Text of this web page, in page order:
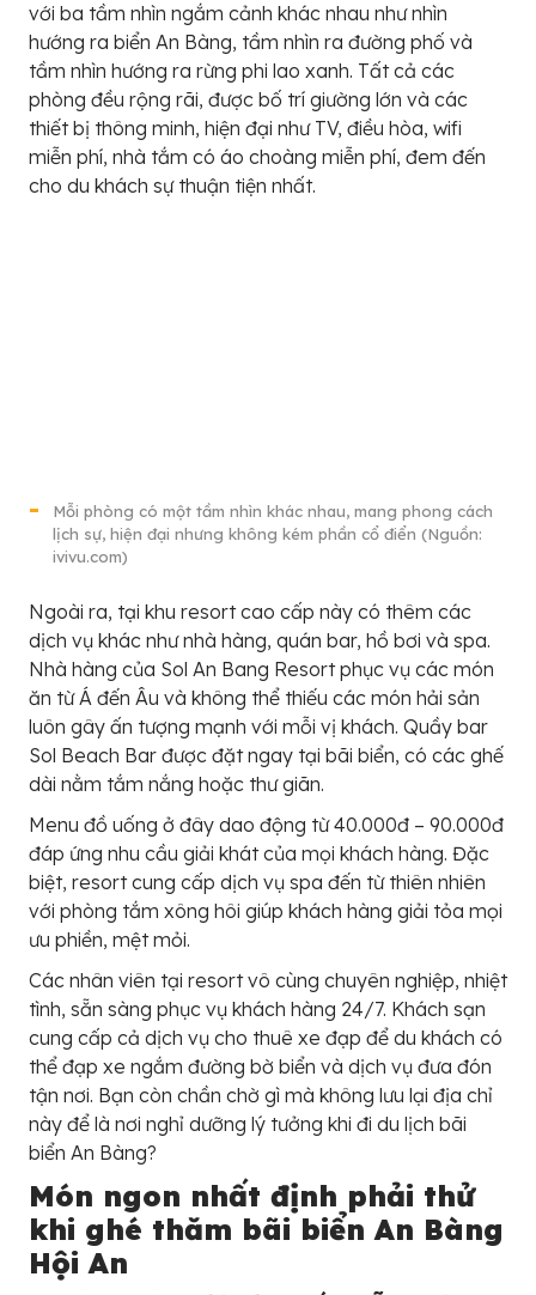
với ba tầm nhìn ngắm cảnh khác nhau như nhìn
hướng ra biển An Bàng, tầm nhìn ra đường phố và
tầm nhìn hướng ra rừng phi lao xanh. Tất cả các
phòng đều rộng rãi, được bố trí giường lớn và các
thiết bị thông minh, hiện đại như TV, điều hòa, wifi
miễn phí, nhà tắm có áo choàng miễn phí, đem đến
cho du khách sự thuận tiện nhất.
Mỗi phòng có một tầm nhìn khác nhau, mang phong cách
lịch sự, hiện đại nhưng không kém phần cổ điển (Nguồn:
ivivu.com)
Ngoài ra, tại khu resort cao cấp này có thêm các
dịch vụ khác như nhà hàng, quán bar, hồ bơi và spa.
Nhà hàng của Sol An Bang Resort phục vụ các món
ăn từ Á đến Âu và không thể thiếu các món hải sản
luôn gây ấn tượng mạnh với mỗi vị khách. Quầy bar
Sol Beach Bar được đặt ngay tại bãi biển, có các ghế
dài nằm tắm nắng hoặc thư giãn.
Menu đồ uống ở đây dao động từ 40.000đ – 90.000đ
đáp ứng nhu cầu giải khát của mọi khách hàng. Đặc
biệt, resort cung cấp dịch vụ spa đến từ thiên nhiên
với phòng tắm xông hôi giúp khách hàng giải tỏa mọi
ưu phiền, mệt mỏi.
Các nhân viên tại resort vô cùng chuyên nghiệp, nhiệt
tình, sẵn sàng phục vụ khách hàng 24/7. Khách sạn
cung cấp cả dịch vụ cho thuê xe đạp để du khách có
thể đạp xe ngắm đường bờ biển và dịch vụ đưa đón
tận nơi. Bạn còn chần chờ gì mà không lưu lại địa chỉ
này để là nơi nghỉ dưỡng lý tưởng khi đi du lịch bãi
biển An Bàng?
Món ngon nhất định phải thử
khi ghé thăm bãi biển An Bàng
Hội An